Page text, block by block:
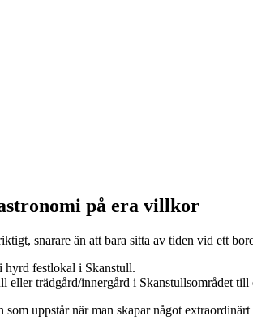
på era villkor
snarare än att bara sitta av tiden vid ett
festlokal i Skanstull.
trädgård/innergård i Skanstullsområdet
uppstår när man skapar något extraordinärt